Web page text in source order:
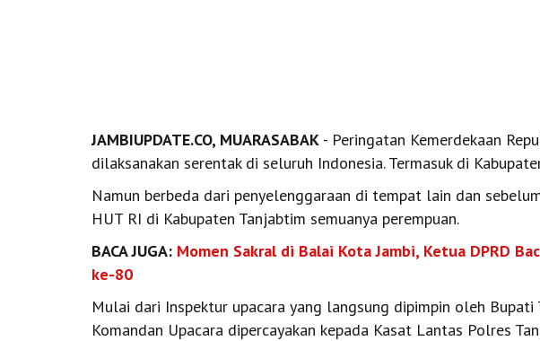
JAMBIUPDATE.CO, MUARASABAK - Peringatan Kemerdekaan
dilaksanakan serentak di seluruh Indonesia. Termasuk di
Namun berbeda dari penyelenggaraan di tempat lain dan
HUT RI di Kabupaten Tanjabtim semuanya perempuan.
BACA JUGA: Momen Sakral di Balai Kota Jambi, Ketua DPRD
ke-80
Mulai dari Inspektur upacara yang langsung dipimpin oleh
Komandan Upacara dipercayakan kepada Kasat Lantas Polres